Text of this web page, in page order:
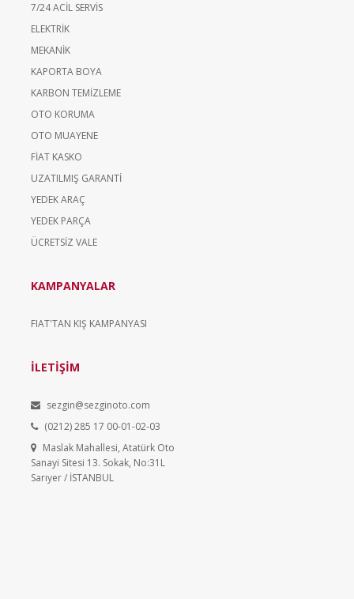
7/24 ACİL SERVİS
ELEKTRİK
MEKANİK
KAPORTA BOYA
KARBON TEMİZLEME
OTO KORUMA
OTO MUAYENE
FİAT KASKO
UZATILMIŞ GARANTİ
YEDEK ARAÇ
YEDEK PARÇA
ÜCRETSİZ VALE
KAMPANYALAR
FIAT'TAN KIŞ KAMPANYASI
İLETİŞİM
sezgin@sezginoto.com
(0212) 285 17 00-01-02-03
Maslak Mahallesi, Atatürk Oto
Sanayi Sitesi 13. Sokak, No:31L
Sarıyer / İSTANBUL